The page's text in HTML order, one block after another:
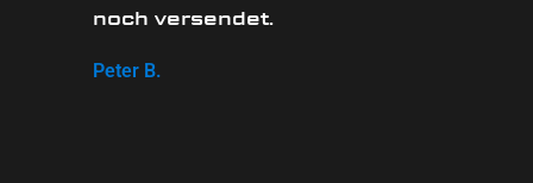
noch versendet.
Peter B.